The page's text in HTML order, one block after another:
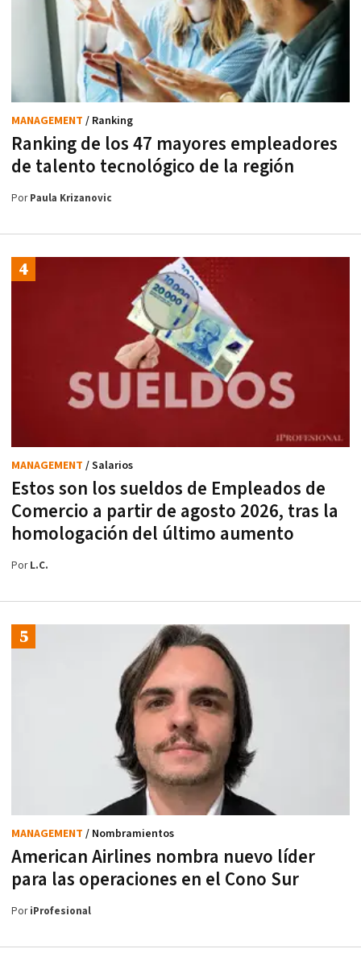
Ranking de los 47 mayores empleadores
de talento tecnológico de la región
MANAGEMENT / Ranking
PorPaula Krizanovic
Estos son los sueldos de Empleados de
Comercio a partir de agosto 2026, tras la
homologación del último aumento
MANAGEMENT / Salarios
PorL.C.
American Airlines nombra nuevo líder
para las operaciones en el Cono Sur
MANAGEMENT / Nombramientos
PoriProfesional